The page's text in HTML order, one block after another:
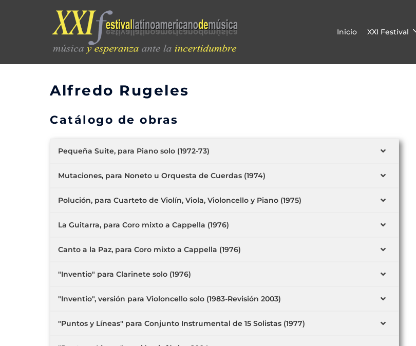
Inicio XXI Festival
Alfredo Rugeles
Catálogo de obras
Pequeña Suite, para Piano solo (1972-73)
Mutaciones, para Noneto u Orquesta de Cuerdas (1974)
Polución, para Cuarteto de Violín, Viola, Violoncello y Piano (1975)
La Guitarra, para Coro mixto a Cappella (1976)
Canto a la Paz, para Coro mixto a Cappella (1976)
"Inventio" para Clarinete solo (1976)
"Inventio", versión para Violoncello solo (1983-Revisión 2003)
"Puntos y Líneas" para Conjunto Instrumental de 15 Solistas (1977)